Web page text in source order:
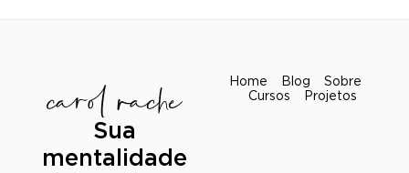
Sua
mentalidade
Home Blog
Sobre
Cursos
Projetos